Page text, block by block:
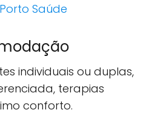
Saúde
individuais ou duplas,
terapias
conforto.